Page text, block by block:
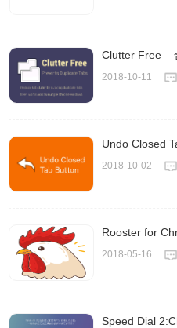
Clutter Free –
2018-10-11
Undo Closed
2018-10-02
Rooster for
2018-05-16
Speed Dial